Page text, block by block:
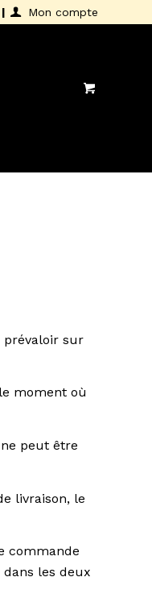
Mon compte
prévaloir sur
moment où
peut être
livraison, le
commande
les deux